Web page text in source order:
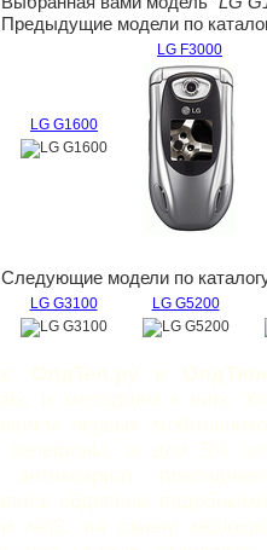
Предыдущие модели по
LG G1600
LG F3000
Следующие модели по
LG G3100 LG G5200